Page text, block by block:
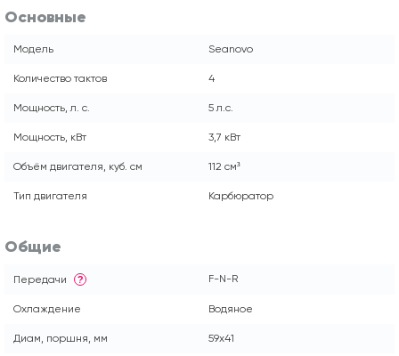
Основные
Модель Seanovo
Количество тактов 4
Мощность, л. с. 5 л.с.
Мощность, кВт 3,7 кВт
Объём двигателя, куб. см 112 см³
Тип двигателя Карбюратор
Общие
Передачи ? F-N-R
Охлаждение Водяное
Диам, поршня, мм 59x41